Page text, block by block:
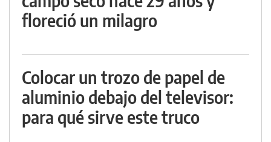
floreció un milagro
Colocar un trozo de papel de
aluminio debajo del televisor:
para qué sirve este truco